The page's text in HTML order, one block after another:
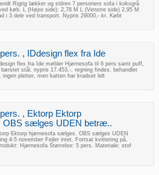
Rigtig lækker og stilren 7 personers sofa i koksgrå
køb. L (Højre side): 2,78 M L (Venstre side) 2,95 M
i 3 dele ved transport. Nypris 29000,- kr. Købt
, IDdesign flex fra Ide
flex fra Ide møbler Hjørnesofa til 6 pers samt puff,
stål. nypris 17.453,-, regning findes. behandlet
ingen pletter, men katten har kradset lidt
, Ektorp Ektorp
OBS sælges UDEN betræ..
Ektorp hjørnesofa sælges. OBS sælges UDEN
4-5 november Fejler intet. Fortsat kvittering på.
Hjørnesofa Størrelse: 5 pers. Materiale: stof